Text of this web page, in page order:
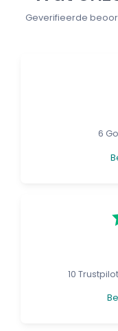
Geverifieerde
6
10